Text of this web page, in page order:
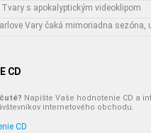
Tvary s apokalyptickým videoklipom
CD
Napíšte Vaše hodnotenie CD a
internetového obchodu.
CD